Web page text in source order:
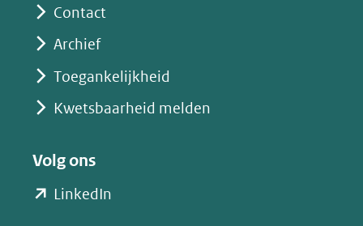
Contact
Archief
Toegankelijkheid
Kwetsbaarheid melden
Volg ons
LinkedIn